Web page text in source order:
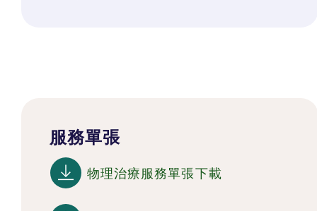
服務單張
物理治療服務單張下載